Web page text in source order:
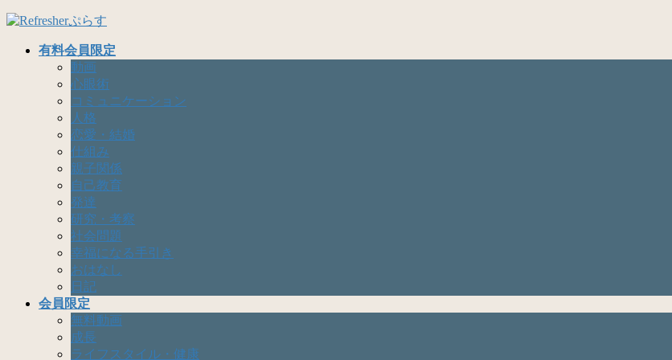
コ
ナ
有料会員限定
動画
心眼術
コミュニケーション
人格
恋愛・結婚
仕組み
親子関係
自己教育
発達
研究・考察
社会問題
幸福になる手引き
おはなし
日記
会員限定
無料動画
成長
ライフスタイル・健康